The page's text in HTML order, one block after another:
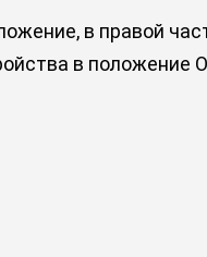
в правой
в положение